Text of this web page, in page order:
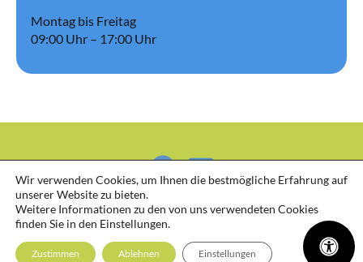
Montag bis Freitag
09:00 Uhr – 17:00 Uhr
Wir verwenden Cookies, um Ihnen die bestmögliche Erfahrung auf
unserer Website zu bieten.
Weitere Informationen zu den von uns verwendeten Cookies
finden Sie in den Einstellungen.
Zustimmen Ablehnen Einstellungen